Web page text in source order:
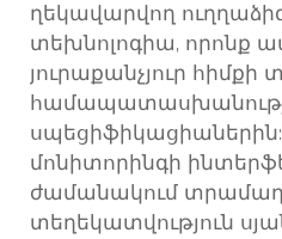
ղեկավարվող
տեխնոլոգիա, որոնք
յուրաքանչյուր
մոնիտորինգի
ժամանակում
տեղեկատվություն